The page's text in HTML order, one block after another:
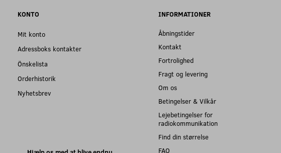
KONTO
Mit konto
Adressboks kontakter
Önskelista
Orderhistorik
Nyhetsbrev
INFORMATIONER
Åbningstider
Kontakt
Fortrolighed
Fragt og levering
Om os
Betingelser & Vilkår
Lejebetingelser for
radiokommunikation
Find din størrelse
FAQ